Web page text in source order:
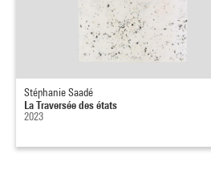
Stéphanie Saadé
La Traversée des états
2023